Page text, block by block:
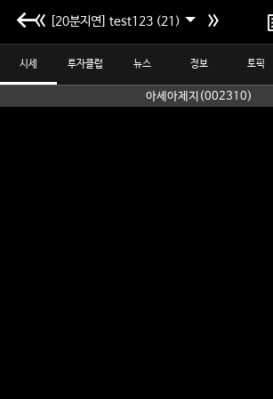
[20분지연] test123 (21)
시세 투자클럽 뉴스 정보 토픽
아세아제지(002310)